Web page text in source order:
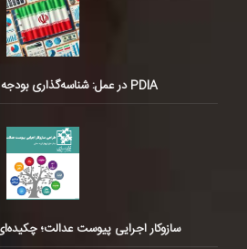
PDIA در عمل: شناسه‌گذاری بودجه و طبقه‌بندی آن
سازوکار اجرایی پیوست عدالت؛